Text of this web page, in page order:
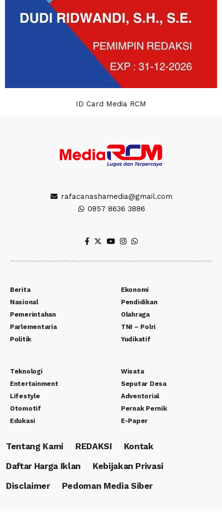
ID Card Media RCM
rafacanashamedia@gmail.com
0857 8636 3886
Berita
Nasional
Pemerintahan
Parlementaria
Politik
Ekonomi
Pendidikan
Olahraga
TNI – Polri
Yudikatif
Teknologi
Entertainment
Lifestyle
Otomotif
Edukasi
Wisata
Seputar Desa
Adventorial
Pernak Pernik
E-Paper
Tentang Kami REDAKSI
Kontak
Daftar Harga Iklan
Kebijakan Privasi
Disclaimer
Pedoman Media Siber